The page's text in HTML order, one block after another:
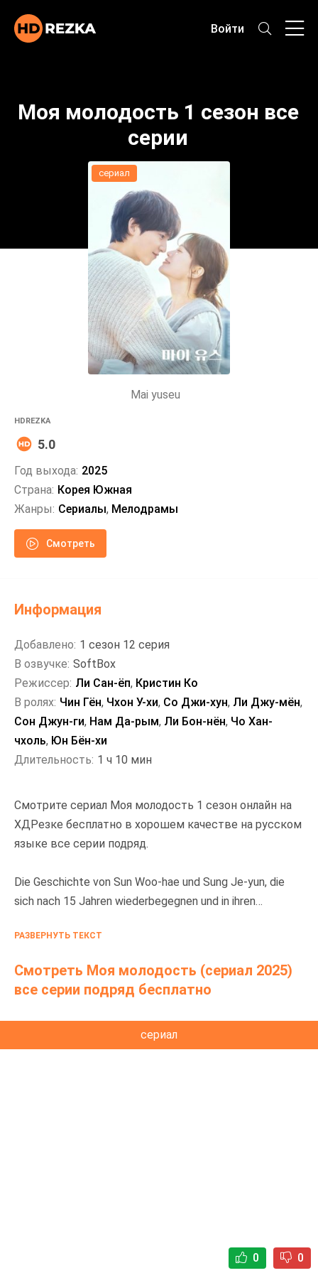
Войти
Моя молодость 1 сезон все
серии
сериал
Mai yuseu
HDREZKA
5.0
Год выхода: 2025
Страна: Корея Южная
Жанры: Сериалы, Мелодрамы
Смотреть
Смотрите сериал Моя молодость 1 сезон онлайн на
ХДРезке бесплатно в хорошем качестве на русском
языке все серии подряд.
Die Geschichte von Sun Woo-hae und Sung Je-yun, die
sich nach 15 Jahren wiederbegegnen und in ihren
РАЗВЕРНУТЬ ТЕКСТ
Смотреть Моя молодость (сериал 2025)
все серии подряд бесплатно
сериал
0 0
Информация
Добавлено: 1 сезон 12 серия
В озвучке: SoftBox
Режиссер: Ли Сан-ёп, Кристин Ко
В ролях: Чин Гён, Чхон У-хи, Со Джи-хун, Ли Джу-мён,
Сон Джун-ги, Нам Да-рым, Ли Бон-нён, Чо Хан-
чхоль, Юн Бён-хи
Длительность: 1 ч 10 мин